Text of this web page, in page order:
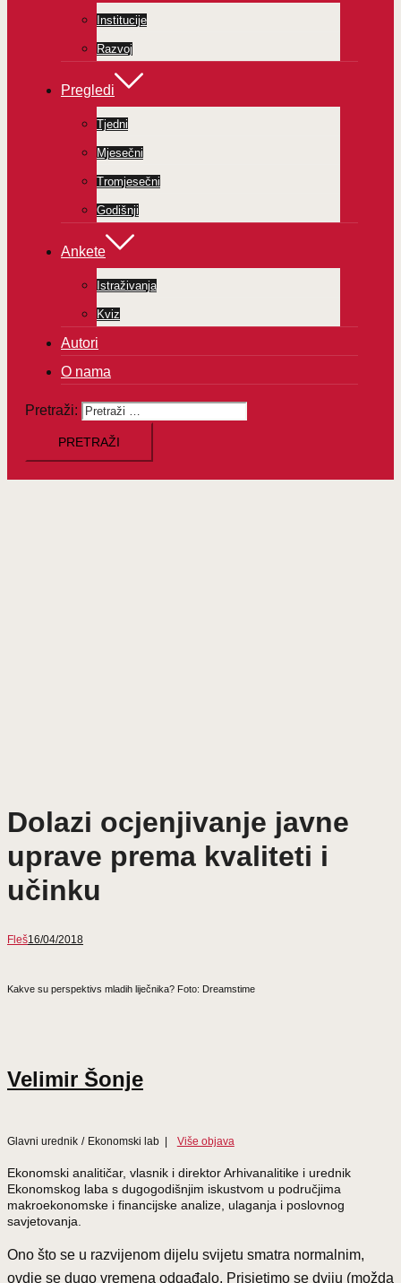
Institucije
Razvoj
Pregledi
Tjedni
Mjesečni
Tromjesečni
Godišnji
Ankete
Istraživanja
Kviz
Autori
O nama
Pretraži:
Dolazi ocjenjivanje javne
uprave prema kvaliteti i
učinku
Fleš16/04/2018
Kakve su perspektivs mladih liječnika? Foto: Dreamstime
Velimir Šonje
Glavni urednik / Ekonomski lab | Više objava
Ekonomski analitičar, vlasnik i direktor Arhivanalitike i urednik
Ekonomskog laba s dugogodišnjim iskustvom u područjima
makroekonomske i financijske analize, ulaganja i poslovnog
savjetovanja.
Ono što se u razvijenom dijelu svijetu smatra normalnim,
ovdje se dugo vremena odgađalo. Prisjetimo se dviju (možda